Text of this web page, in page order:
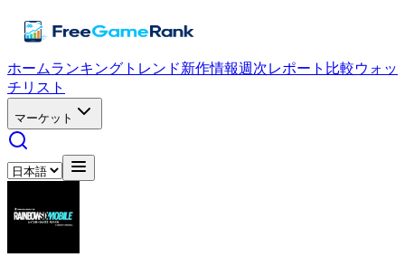
ホームランキング トレンド新作情報週次レポート 比較ウォッ
チリスト
マーケット